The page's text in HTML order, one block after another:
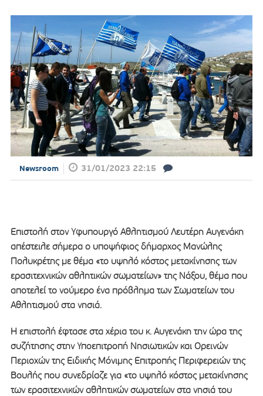
Newsroom 31/01/2023 22:15
Επιστολή στον Υφυπουργό Αθλητισμού Λευτέρη Αυγενάκη
απέστειλε σήμερα ο υποψήφιος δήμαρχος Μανώλης
Πολυκρέτης με θέμα «το υψηλό κόστος μετακίνησης των
ερασιτεχνικών αθλητικών σωματείων» της Νάξου, θέμα που
αποτελεί το νούμερο ένα πρόβλημα των Σωματείων του
Αθλητισμού στα νησιά.
Η επιστολή έφτασε στα χέρια του κ. Αυγενάκη την ώρα της
συζήτησης στην Υποεπιτροπή Νησιωτικών και Ορεινών
Περιοχών της Ειδικής Μόνιμης Επιτροπής Περιφερειών της
Βουλής που συνεδρίαζε για «το υψηλό κόστος μετακίνησης
των ερασιτεχνικών αθλητικών σωματείων στα νησιά του